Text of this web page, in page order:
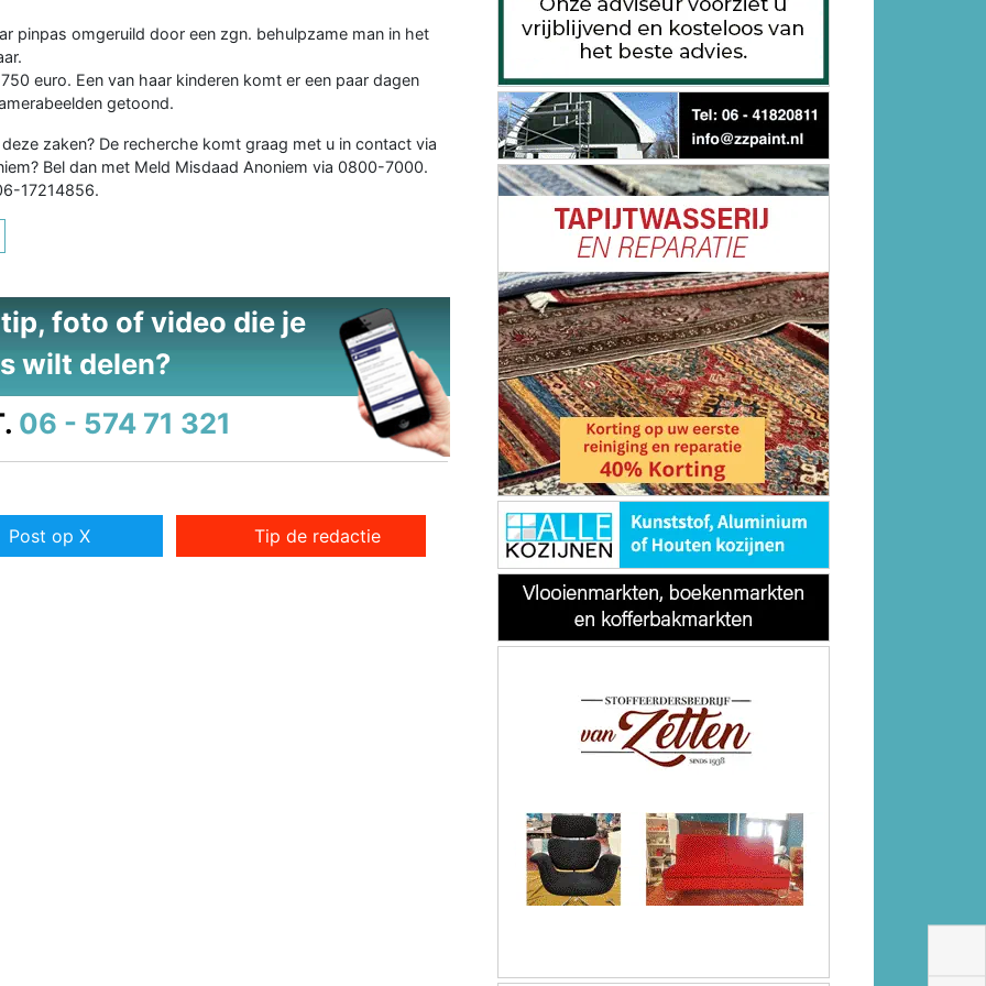
pinpas omgeruild door een zgn. behulpzame man in het
euro. Een van haar kinderen komt er een paar dagen
getoond.
zaken? De recherche komt graag met u in contact via
Bel dan met Meld Misdaad Anoniem via 0800-7000.
17214856.
foto of video die je
wilt delen?
06 - 574 71 321
Post op X Tip de redactie